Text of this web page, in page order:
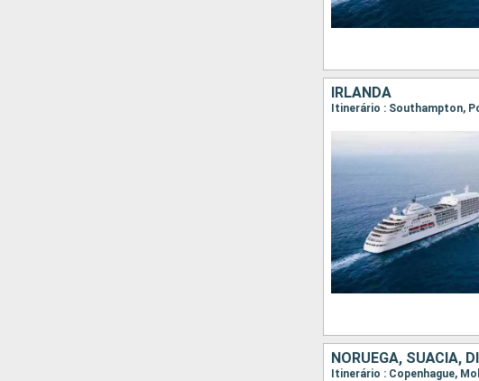
IRLANDA
NORUEGA, SUÃCIA,
Itinerário : Copenhague,